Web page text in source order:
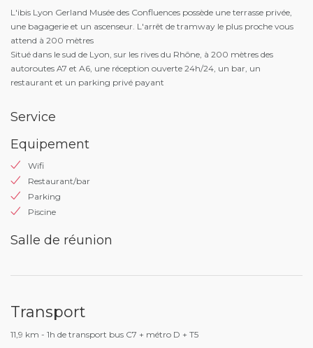
L'ibis Lyon Gerland Musée des Confluences possède une terrasse privée,
une bagagerie et un ascenseur. L'arrêt de tramway le plus proche vous
attend à 200 mètres
Situé dans le sud de Lyon, sur les rives du Rhône, à 200 mètres des
autoroutes A7 et A6, une réception ouverte 24h/24, un bar, un
restaurant et un parking privé payant
Service
Equipement
Wifi
Restaurant/bar
Parking
Piscine
Salle de réunion
Transport
11,9 km - 1h de transport bus C7 + métro D + T5